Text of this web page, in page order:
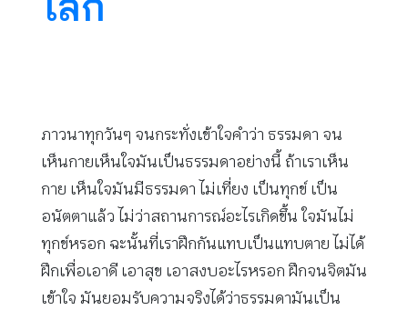
ภาวนาทุกวันๆ จนกระทั่งเข้าใจคำว่า ธรรมดา จน
เห็นกายเห็นใจมันเป็นธรรมดาอย่างนี้ ถ้าเราเห็น
กาย เห็นใจมันมีธรรมดา ไม่เที่ยง เป็นทุกข์ เป็น
อนัตตาแล้ว ไม่ว่าสถานการณ์อะไรเกิดขึ้น ใจมันไม่
ทุกข์หรอก ฉะนั้นที่เราฝึกกันแทบเป็นแทบตาย ไม่ได้
ฝึกเพื่อเอาดี เอาสุข เอาสงบอะไรหรอก ฝึกจนจิตมัน
เข้าใจ มันยอมรับความจริงได้ว่าธรรมดามันเป็น